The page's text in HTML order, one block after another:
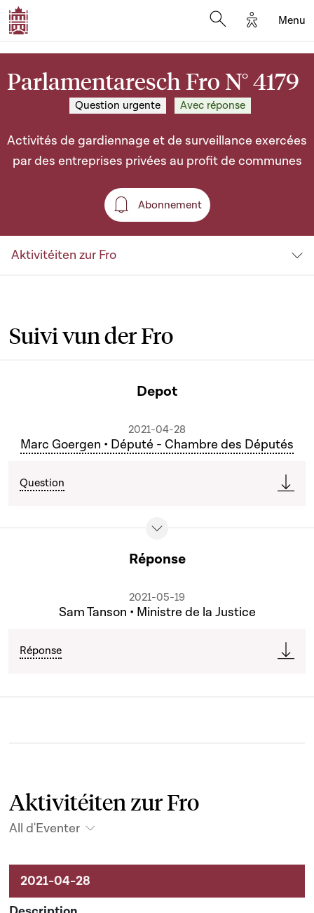
Options
Menu
Parlamentaresch Fro N° 4179
Question urgente Avec réponse
Activités de gardiennage et de surveillance exercées
par des entreprises privées au profit de communes
Abonnement
Abonnement
Aktivitéiten zur Fro
Suivi vun der Fro
Depot
2021-04-28
Marc Goergen • Député - Chambre des Députés
Question
Réponse
2021-05-19
Sam Tanson • Ministre de la Justice
Réponse
Aktivitéiten zur Fro
All d'Eventer
Aktivitéiten um Dossier